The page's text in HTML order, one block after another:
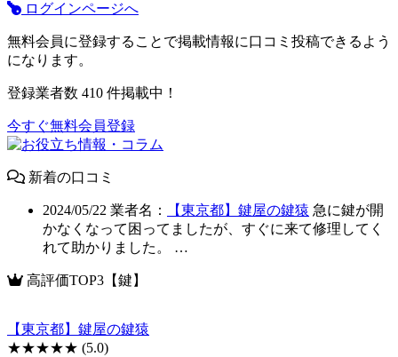
ログインページへ
無料会員に登録することで掲載情報に口コミ投稿できるよう
になります。
登録業者数 410 件掲載中！
今すぐ無料会員登録
新着の口コミ
2024/05/22 業者名： 【東京都】鍵屋の鍵猿 急に鍵が開
かなくなって困ってましたが、すぐに来て修理してく
れて助かりました。 …
高評価TOP3【鍵】
【東京都】鍵屋の鍵猿
★★★★★ (5.0)